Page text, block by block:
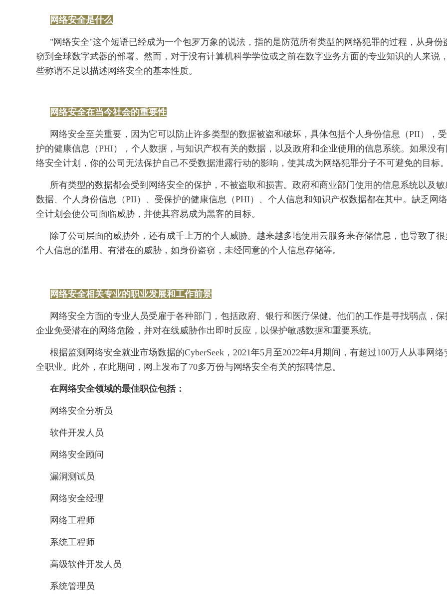
网络安全是什么
"网络安全"这个短语已经成为一个包罗万象的说法，指的是防范所有类型的网络犯罪的过程，从身份
窃到全球数字武器的部署。然而，对于没有计算机科学学位或之前在数字业务方面的专业知识的人来说
些称谓不足以描述网络安全的基本性质。
网络安全在当今社会的重要性
网络安全至关重要，因为它可以防止许多类型的数据被盗和破坏，具体包括个人身份信息（PII），
护的健康信息（PHI），个人数据，与知识产权有关的数据，以及政府和企业使用的信息系统。如果没
络安全计划，你的公司无法保护自己不受数据泄露行动的影响，使其成为网络犯罪分子不可避免的目标
所有类型的数据都会受到网络安全的保护，不被盗取和损害。政府和商业部门使用的信息系统以及敏
数据、个人身份信息（PII）、受保护的健康信息（PHI）、个人信息和知识产权数据都在其中。缺乏网
全计划会使公司面临威胁，并使其容易成为黑客的目标。
除了公司层面的威胁外，还有成千上万的个人威胁。越来越多地使用云服务来存储信息，也导致了很
个人信息的滥用。有潜在的威胁，如身份盗窃，未经同意的个人信息存储等。
网络安全相关专业的职业发展和工作前景
网络安全方面的专业人员受雇于各种部门，包括政府、银行和医疗保健。他们的工作是寻找弱点，保
企业免受潜在的网络危险，并对在线威胁作出即时反应，以保护敏感数据和重要系统。
根据监测网络安全就业市场数据的CyberSeek，2021年5月至2022年4月期间，有超过100万人从事网络
全职业。此外，在此期间，网上发布了70多万份与网络安全有关的招聘信息。
在网络安全领域的最佳职位包括：
网络安全分析员
软件开发人员
网络安全顾问
漏洞测试员
网络安全经理
网络工程师
系统工程师
高级软件开发人员
系统管理员